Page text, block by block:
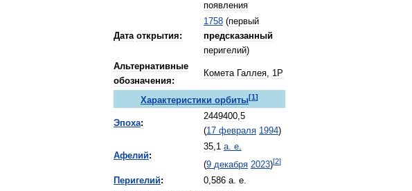
появления
Дата открытия:
1758 (первый
предсказанный
перигелий)
Альтернативные
обозначения:
Комета Галлея, 1P
Характеристики орбиты[1]
Эпоха:
2449400,5
(17 февраля 1994)
Афелий:
35,1 а. е.
(9 декабря 2023)[2]
Перигелий: 0,586 а. е.